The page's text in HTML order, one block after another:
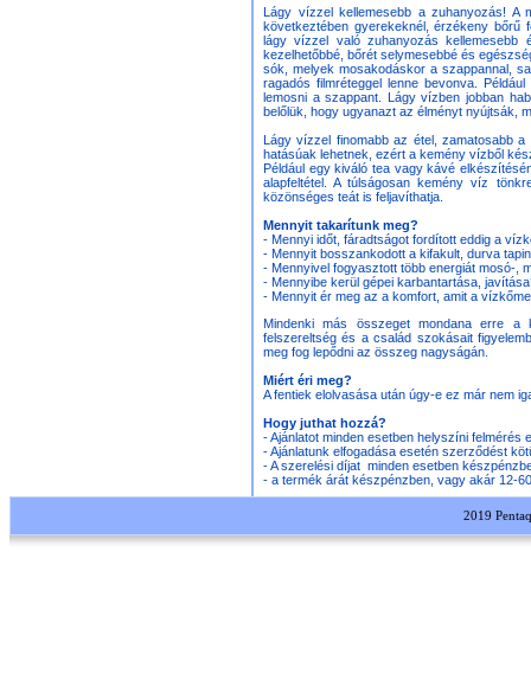
Lágy vízzel kellemesebb a zuhanyozás! A
következtében gyerekeknél, érzékeny bőrű
lágy vízzel való zuhanyozás kellemesebb
kezelhetőbbé, bőrét selymesebbé és
sók, melyek mosakodáskor a szappannal,
ragadós filmréteggel lenne bevonva.
lemosni a szappant. Lágy vízben jobban
belőlük, hogy ugyanazt az élményt nyújtsák,
Lágy vízzel finomabb az étel, zamatosabb
hatásúak lehetnek, ezért a kemény vízből
Például egy kiváló tea vagy kávé
alapfeltétel. A túlságosan kemény víz
közönséges teát is feljavíthatja.
Mennyit takarítunk meg?
- Mennyi időt, fáradtságot fordított eddig a
- Mennyit bosszankodott a kifakult, durva
- Mennyivel fogyasztott több energiát mosó-,
- Mennyibe kerül gépei karbantartása,
- Mennyit ér meg az a komfort, amit a
Mindenki más összeget mondana erre a
felszereltség és a család szokásait
meg fog lepődni az összeg nagyságán.
Miért éri meg?
A fentiek elolvasása után úgy-e ez már nem
Hogy juthat hozzá?
- Ajánlatot minden esetben helyszíni felmérés
- Ajánlatunk elfogadása esetén szerződést
- A szerelési díjat minden esetben
- a termék árát készpénzben, vagy akár 12-
2019 Pentaqua Kft.